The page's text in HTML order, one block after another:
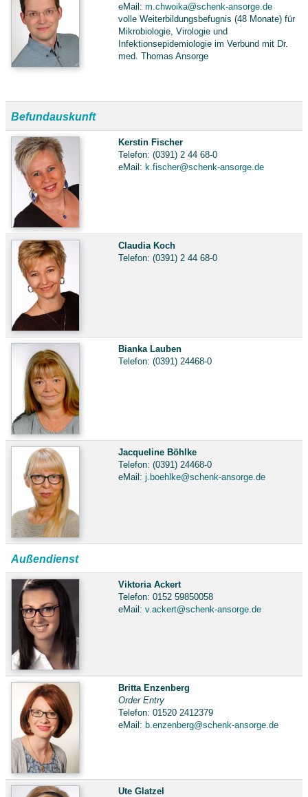
eMail: m.chwoika@schenk-ansorge.de
volle Weiterbildungsbefugnis (48 Monate) für
Mikrobiologie, Virologie und
Infektionsepidemiologie im Verbund mit Dr.
med. Thomas Ansorge
Befundauskunft
Kerstin Fischer
Telefon: (0391) 2 44 68-0
eMail: k.fischer@schenk-ansorge.de
Claudia Koch
Telefon: (0391) 2 44 68-0
Bianka Lauben
Telefon: (0391) 24468-0
Jacqueline Böhlke
Telefon: (0391) 24468-0
eMail: j.boehlke@schenk-ansorge.de
Außendienst
Viktoria Ackert
Telefon: 0152 59850058
eMail: v.ackert@schenk-ansorge.de
Britta Enzenberg
Order Entry
Telefon: 01520 2412379
eMail: b.enzenberg@schenk-ansorge.de
Ute Glatzel